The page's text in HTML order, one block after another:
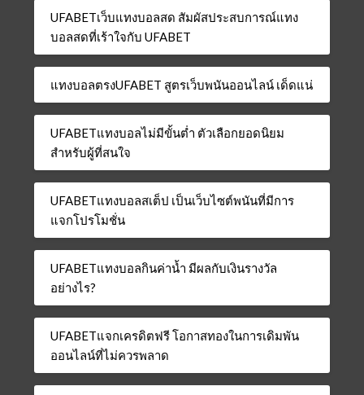
UFABETเว็บแทงบอลสด สัมผัสประสบการณ์แทง
บอลสดที่เร้าใจกับ UFABET
แทงบอลตรงUFABET สูตรเว็บพนันออนไลน์ เด็ดแน่
UFABETแทงบอลไม่มีขั้นต่ำ ตัวเลือกยอดนิยม
สำหรับผู้ที่สนใจ
UFABETแทงบอลสเต็ป เป็นเว็บไซต์พนันที่มีการ
แจกโปรโมชั่น
UFABETแทงบอลกินค่าน้ำ มีผลกับเงินรางวัล
อย่างไร?
UFABETแจกเครดิตฟรี โอกาสทองในการเดิมพัน
ออนไลน์ที่ไม่ควรพลาด